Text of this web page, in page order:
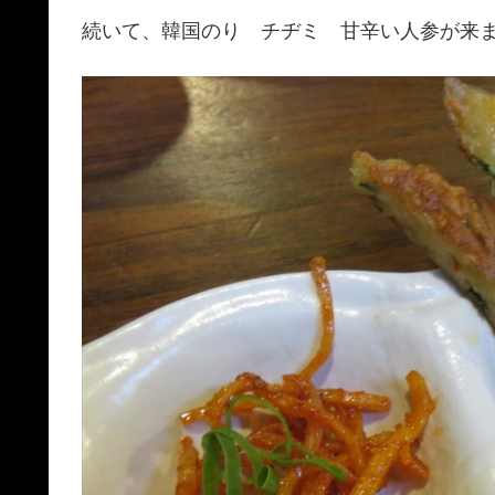
続いて、韓国のり チヂミ 甘辛い人参が来